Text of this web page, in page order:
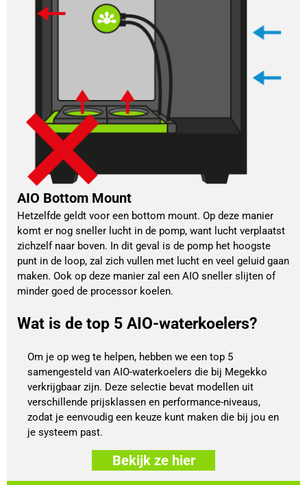
AIO Bottom Mount
Hetzelfde geldt voor een bottom mount. Op deze manier
komt er nog sneller lucht in de pomp, want lucht verplaatst
zichzelf naar boven. In dit geval is de pomp het hoogste
punt in de loop, zal zich vullen met lucht en veel geluid gaan
maken. Ook op deze manier zal een AIO sneller slijten of
minder goed de processor koelen.
Om je op weg te helpen, hebben we een top 5
samengesteld van AIO-waterkoelers die bij Megekko
verkrijgbaar zijn. Deze selectie bevat modellen uit
verschillende prijsklassen en performance-niveaus,
zodat je eenvoudig een keuze kunt maken die bij jou en
je systeem past.
Bekijk ze hier
Wat is de top 5 AIO-waterkoelers?